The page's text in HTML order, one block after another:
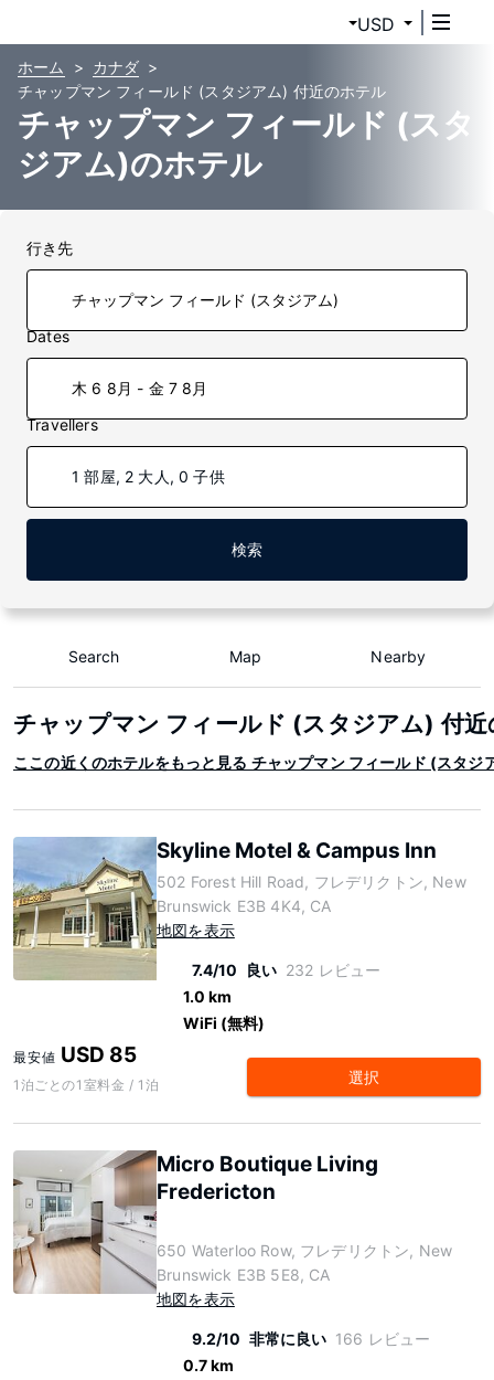
USD
ホーム
カナダ
チャップマン フィールド (スタジアム) 付近のホテル
チャップマン フィールド (スタ
ジアム)のホテル
行き先
Dates
木 6 8月 - 金 7 8月
Travellers
1 部屋, 2 大人, 0 子供
検索
Search Map Nearby
チャップマン フィールド (スタジアム) 付
ここの近くのホテルをもっと見る チャップマン フィールド (スタジ
Skyline Motel & Campus Inn
502 Forest Hill Road, フレデリクトン, New
Brunswick E3B 4K4, CA
地図を表示
7.4/10 良い 232 レビュー
1.0 km
WiFi (無料)
最安値 USD 85
1泊ごとの1室料金 / 1泊 選択
Micro Boutique Living
Fredericton
650 Waterloo Row, フレデリクトン, New
Brunswick E3B 5E8, CA
地図を表示
9.2/10 非常に良い 166 レビュー
0.7 km